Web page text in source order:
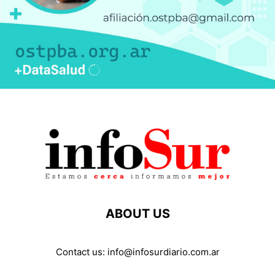
ABOUT US
Contact us: info@infosurdiario.com.ar